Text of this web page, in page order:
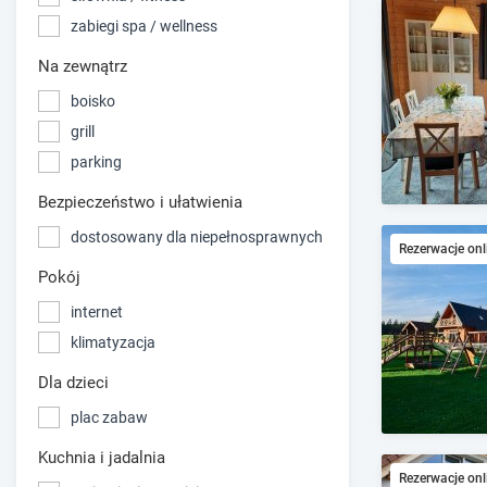
zabiegi spa / wellness
Na zewnątrz
boisko
grill
parking
Bezpieczeństwo i ułatwienia
dostosowany dla niepełnosprawnych
Pokój
internet
klimatyzacja
Dla dzieci
plac zabaw
Kuchnia i jadalnia
Rezerwacje
Rezerwacje